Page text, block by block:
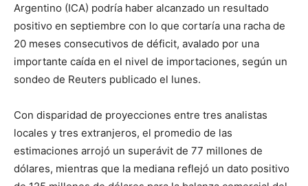
Argentino (ICA) podría haber alcanzado un resultado
positivo en septiembre con lo que cortaría una racha de
20 meses consecutivos de déficit, avalado por una
importante caída en el nivel de importaciones, según un
sondeo de Reuters publicado el lunes.
Con disparidad de proyecciones entre tres analistas
locales y tres extranjeros, el promedio de las
estimaciones arrojó un superávit de 77 millones de
dólares, mientras que la mediana reflejó un dato positivo